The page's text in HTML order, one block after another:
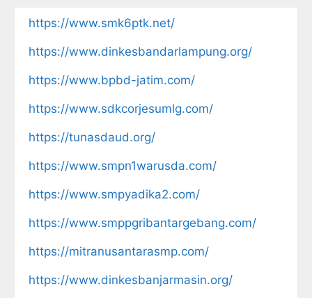
https://www.smk6ptk.net/
https://www.dinkesbandarlampung.org/
https://www.bpbd-jatim.com/
https://www.sdkcorjesumlg.com/
https://tunasdaud.org/
https://www.smpn1warusda.com/
https://www.smpyadika2.com/
https://www.smppgribantargebang.com/
https://mitranusantarasmp.com/
https://www.dinkesbanjarmasin.org/